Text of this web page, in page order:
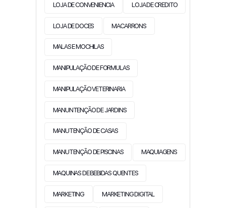
LOJA DE CONVENIENCIA LOJA DE CREDITO
LOJA DE DOCES MACARRONS
MALAS E MOCHILAS
MANIPULAÇÃO DE FORMULAS
MANIPULAÇÃO VETERINARIA
MANUNTENÇÃO DE JARDINS
MANUTENÇÃO DE CASAS
MANUTENÇÃO DE PISCINAS MAQUIAGENS
MAQUINAS DE BEBIDAS QUENTES
MARKETING MARKETING DIGITAL